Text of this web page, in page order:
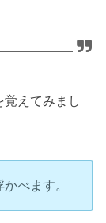
えてみまし
べます。